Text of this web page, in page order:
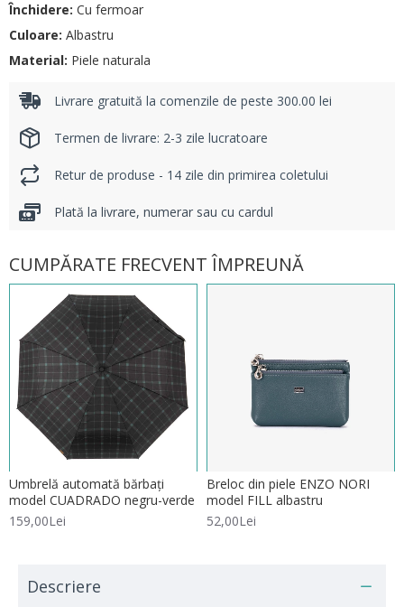
Închidere: Cu fermoar
Culoare: Albastru
Material: Piele naturala
Livrare gratuită la comenzile de peste 300.00 lei
Termen de livrare: 2-3 zile lucratoare
Retur de produse - 14 zile din primirea coletului
Plată la livrare, numerar sau cu cardul
CUMPĂRATE FRECVENT ÎMPREUNĂ
Umbrelă automată bărbați
model CUADRADO negru-verde
159,00Lei
Breloc din piele ENZO NORI
model FILL albastru
52,00Lei
Descriere